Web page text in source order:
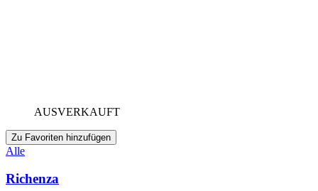
AUSVERKAUFT
Zu Favoriten hinzufügen
Alle
Richenza